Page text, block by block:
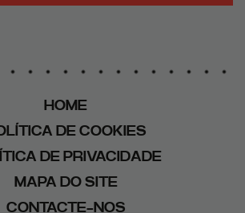
HOME
DE COOKIES
DE PRIVACIDADE
MAPA DO SITE
CONTACTE-NOS